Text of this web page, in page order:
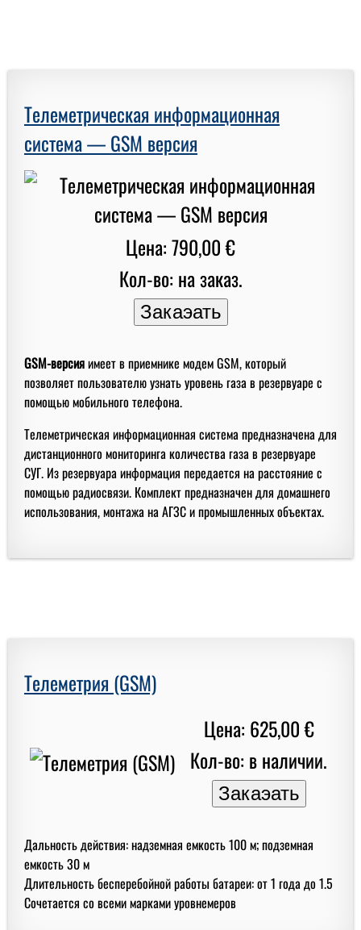
Телеметрическая информационная
система — GSM версия
Цена: 790,00 €
Кол-во: на заказ.
GSM-версияимеет в приемнике модем GSM, который
позволяет пользователю узнать уровень газа в резервуаре с
помощью мобильного телефона.
Телеметрическая информационная система предназначена для
дистанционного мониторинга количества газа в резервуаре
СУГ. Из резервуара информация передается на расстояние с
помощью радиосвязи. Комплект предназначен для домашнего
использования, монтажа на АГЗС и промышленных объектах.
Телеметрия (GSM)
Цена: 625,00 €
Кол-во: в наличии.
Дальность действия: надземная емкость 100 м; подземная
емкость 30 м
Длительность бесперебойной работы батареи: от 1 года до 1.5
Сочетается со всеми марками уровнемеров